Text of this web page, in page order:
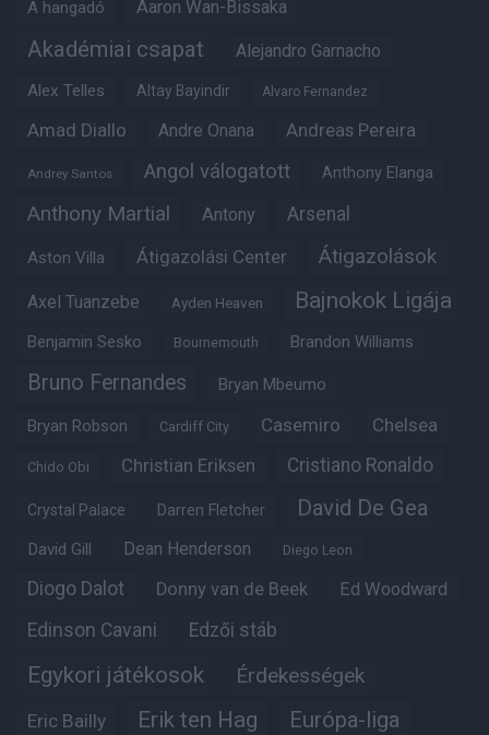
A hangadó Aaron Wan-Bissaka
Akadémiai csapat Alejandro Garnacho
Alex Telles Altay Bayindir Alvaro Fernandez
Amad Diallo Andre Onana Andreas Pereira
Andrey Santos Angol válogatott Anthony Elanga
Anthony Martial Antony Arsenal
Aston Villa Átigazolási Center Átigazolások
Axel Tuanzebe Ayden Heaven Bajnokok Ligája
Benjamin Sesko Bournemouth Brandon Williams
Bruno Fernandes Bryan Mbeumo
Bryan Robson Cardiff City Casemiro Chelsea
Chido Obi Christian Eriksen Cristiano Ronaldo
Crystal Palace Darren Fletcher David De Gea
David Gill Dean Henderson Diego Leon
Diogo Dalot Donny van de Beek Ed Woodward
Edinson Cavani Edzői stáb
Egykori játékosok Érdekességek
Eric Bailly Erik ten Hag Európa-liga